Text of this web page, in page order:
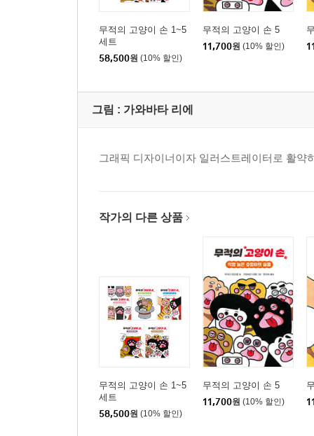
무적의 고양이 손 1~5
세트
58,500원 (10% 할인)
무적의 고양이 손 5
11,700원 (10% 할인)
그림 : 가와바타 리에
그래픽 디자이너이자 일러스트레이터로 활
작가의 다른 상품
무적의 고양이 손 1~5
세트
58,500원 (10% 할인)
무적의 고양이 손 5
11,700원 (10% 할인)